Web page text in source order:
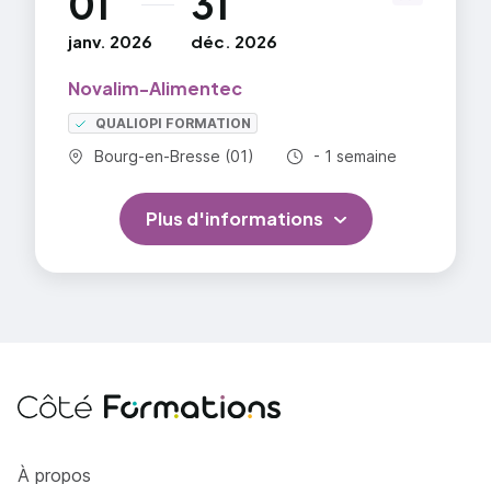
janv. 2026 déc. 2026
Novalim-Alimentec
QUALIOPI FORMATION
Commune :
Bourg-en-Bresse (01) Durée totale :
- 1 semaine
Plus d'informations
Côté Formations
À propos